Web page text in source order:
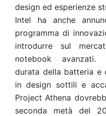
design ed esperienze
Intel ha anche
programma di
introdurre sul
notebook avanzati.
durata della batteria e
in design sottili e
Project Athena
seconda metà del